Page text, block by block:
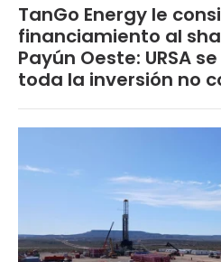
TanGo Energy le
financiamiento al
Payún Oeste: URSA
toda la inversión no